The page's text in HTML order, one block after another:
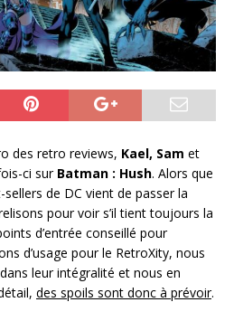
des retro reviews, Kael, Sam et
ci sur Batman : Hush. Alors que
de DC vient de passer la
pour voir s’il tient toujours la
d’entrée conseillé pour
d’usage pour le RetroXity, nous
leur intégralité et nous en
des spoils sont donc à prévoir.